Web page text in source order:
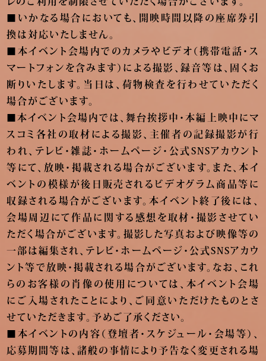
■いかなる場合においても、開映時間以降の座席券引
換は対応いたしません。
■本イベント会場内でのカメラやビデオ（携帯電話・ス
マートフォンを含みます）による撮影、録音等は、固くお
断りいたします。当日は、荷物検査を行わせていただく
場合がございます。
■本イベント会場内では、舞台挨拶中・本編上映中にマ
スコミ各社の取材による撮影、主催者の記録撮影が行
われ、テレビ・雑誌・ホームページ・公式SNSアカウント
等にて、放映・掲載される場合がございます。また、本イ
ベントの模様が後日販売されるビデオグラム商品等に
収録される場合がございます。本イベント終了後には、
会場周辺にて作品に関する感想を取材・撮影させてい
ただく場合がございます。撮影した写真および映像等の
一部は編集され、テレビ・ホームページ・公式SNSアカウ
ント等で放映・掲載される場合がございます。なお、これ
らのお客様の肖像の使用については、本イベント会場
にご入場されたことにより、ご同意いただけたものとさ
せていただきます。予めご了承ください。
■本イベントの内容（登壇者・スケジュール・会場等）、
応募期間等は、諸般の事情により予告なく変更される場